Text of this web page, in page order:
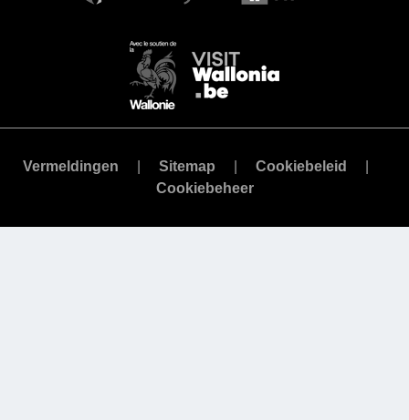
Vermeldingen Sitemap
Cookiebeleid
Cookiebeheer